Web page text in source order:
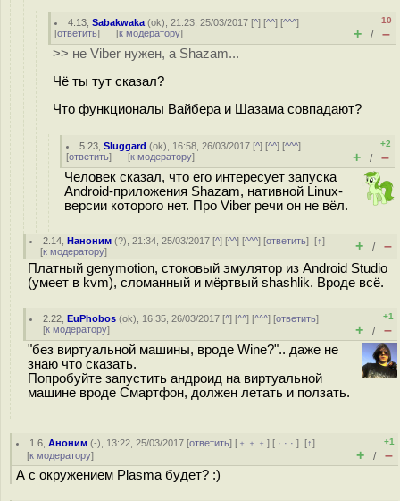
4.13 ,Sabakwaka (ok), 21:23, 25/03/2017 [^] [^^] [^^^]
[ответить] [к модератору]
–10
+ / –
>> не Viber нужен, а Shazam...
Чё ты тут сказал?
Что функционалы Вайбера и Шазама совпадают?
5.23 ,Sluggard (ok), 16:58, 26/03/2017 [^] [^^] [^^^]
[ответить] [к модератору]
+2
+ / –
Человек сказал, что его интересует запуска
Android-приложения Shazam, нативной Linux-
версии которого нет. Про Viber речи он не вёл.
2.14 ,Наноним (?), 21:34, 25/03/2017 [^] [^^] [^^^] [ответить][↑]
[к модератору] + / –
Платный genymotion, стоковый эмулятор из Android Studio
(умеет в kvm), сломанный и мёртвый shashlik. Вроде всё.
2.22 ,EuPhobos (ok), 16:35, 26/03/2017 [^] [^^] [^^^] [ответить]
[к модератору]
+1
+ / –
"без виртуальной машины, вроде Wine?".. даже не
знаю что сказать.
Попробуйте запустить андроид на виртуальной
машине вроде Смартфон, должен летать и ползать.
1.6 ,Аноним (-), 13:22, 25/03/2017 [ответить] [ ﹢﹢﹢] [ · · ·][↑]
[к модератору]
+1
+ / –
А с окружением Plasma будет? :)